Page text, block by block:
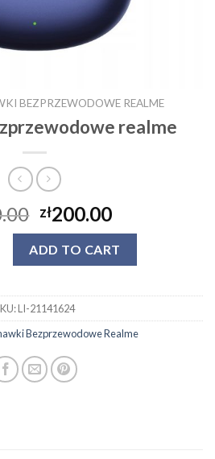
BEZPRZEWODOWE REALME
realme
zł200.00
realme quantity
ADD TO CART
LI-21141624
Bezprzewodowe Realme